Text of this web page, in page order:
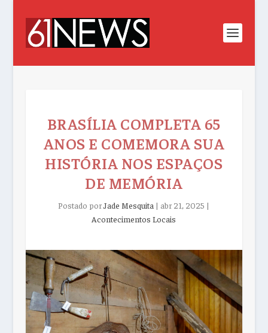
BRASÍLIA COMPLETA 65
ANOS E COMEMORA SUA
HISTÓRIA NOS ESPAÇOS
DE MEMÓRIA
Postado porJade Mesquita | abr 21, 2025 |
Acontecimentos Locais